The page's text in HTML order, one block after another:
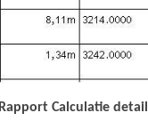
Rapport Calculatie